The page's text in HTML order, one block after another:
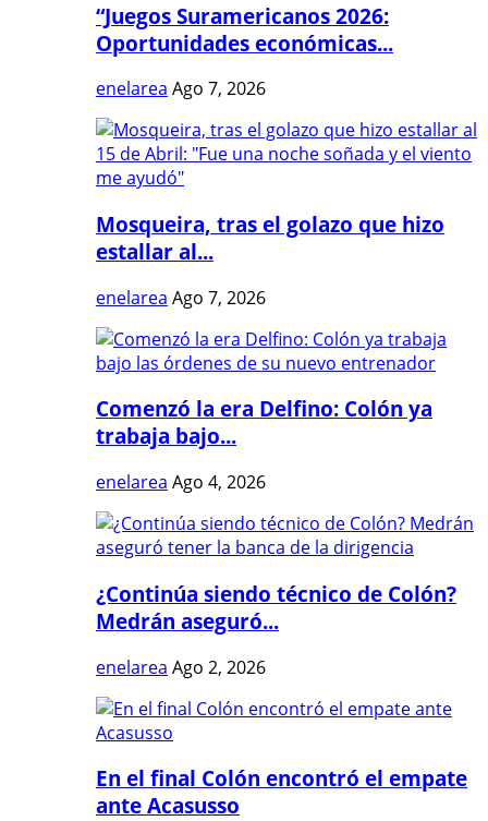
“Juegos Suramericanos 2026:
Oportunidades económicas...
enelarea Ago 7, 2026
Mosqueira, tras el golazo que hizo
estallar al...
enelarea Ago 7, 2026
Comenzó la era Delfino: Colón ya
trabaja bajo...
enelarea Ago 4, 2026
¿Continúa siendo técnico de Colón?
Medrán aseguró...
enelarea Ago 2, 2026
En el final Colón encontró el empate
ante Acasusso